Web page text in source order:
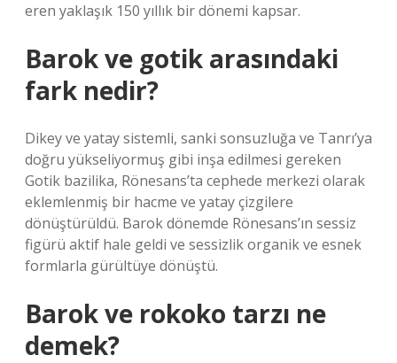
eren yaklaşık 150 yıllık bir dönemi kapsar.
Barok ve gotik arasındaki
fark nedir?
Dikey ve yatay sistemli, sanki sonsuzluğa ve Tanrı’ya
doğru yükseliyormuş gibi inşa edilmesi gereken
Gotik bazilika, Rönesans’ta cephede merkezi olarak
eklemlenmiş bir hacme ve yatay çizgilere
dönüştürüldü. Barok dönemde Rönesans’ın sessiz
figürü aktif hale geldi ve sessizlik organik ve esnek
formlarla gürültüye dönüştü.
Barok ve rokoko tarzı ne
demek?